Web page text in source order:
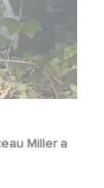
Miller a